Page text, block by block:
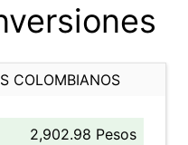
COLOMBIANOS
2,902.98 Pesos